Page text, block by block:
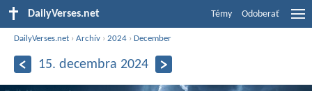
DailyVerses.net Témy Odoberať
DailyVerses.net ›Archív ›2024 ›December
15. decembra 2024